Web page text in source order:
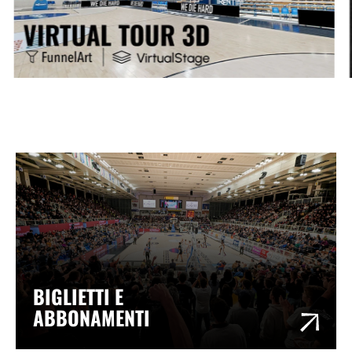
BIGLIETTI E
ABBONAMENTI